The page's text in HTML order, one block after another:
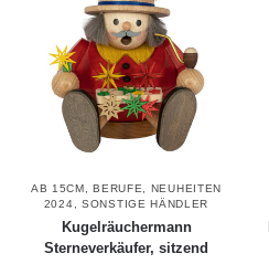
AB 15CM ,BERUFE
NEUHEITEN
2024
SONSTIGE HÄNDLER
Kugelräuchermann
Sterneverkäufer, sitzend